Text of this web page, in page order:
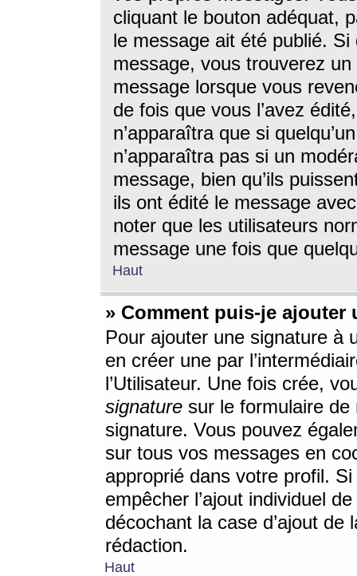
cliquant le bouton adéquat,
le message ait été publié. Si
message, vous trouverez
message lorsque vous
de fois que vous l’avez
n’apparaîtra que si
n’apparaîtra pas si un
message, bien qu’ils
ils ont édité le message
noter que les utilisateurs
message une fois que
Haut
» Comment puis-je ajouter
Pour ajouter une signature à
en créer une par
l’Utilisateur. Une fois crée,
signature sur le formulaire de
signature. Vous pouvez
sur tous vos messages en
approprié dans votre profil.
empêcher l’ajout individuel
décochant la case d’ajout
rédaction.
Haut